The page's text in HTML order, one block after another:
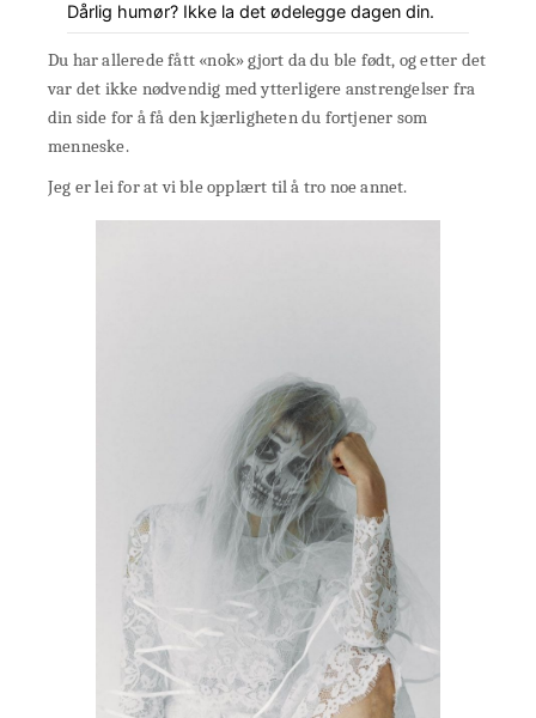
Dårlig humør? Ikke la det ødelegge dagen din.
Du har allerede fått «nok» gjort da du ble født, og etter det
var det ikke nødvendig med ytterligere anstrengelser fra
din side for å få den kjærligheten du fortjener som
menneske.
Jeg er lei for at vi ble opplært til å tro noe annet.